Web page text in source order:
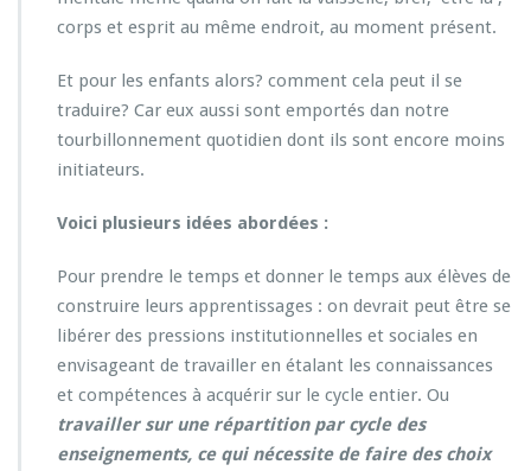
corps et esprit au même endroit, au moment présent.
Et pour les enfants alors? comment cela peut il se
traduire? Car eux aussi sont emportés dan notre
tourbillonnement quotidien dont ils sont encore moins
initiateurs.
Voici plusieurs idées abordées :
Pour prendre le temps et donner le temps aux élèves de
construire leurs apprentissages : on devrait peut être se
libérer des pressions institutionnelles et sociales en
envisageant de travailler en étalant les connaissances
et compétences à acquérir sur le cycle entier. Ou
travailler sur une répartition par cycle des
enseignements, ce qui nécessite de faire des choix